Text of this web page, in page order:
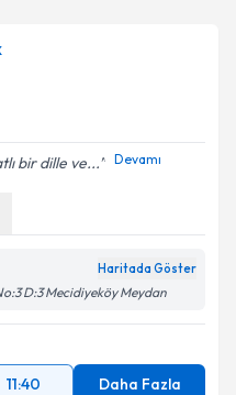
bir dille ve... Devamı
Haritada Göster
D:3 Mecidiyeköy Meydan
11:40 Daha Fazla